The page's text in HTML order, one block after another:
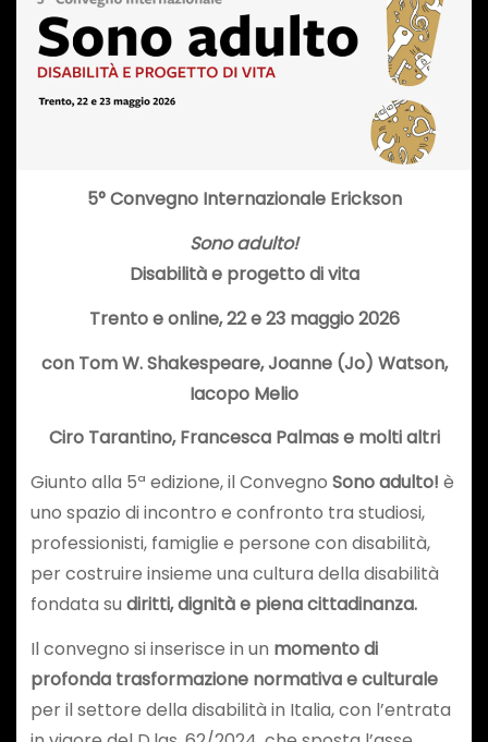
5° Convegno Internazionale Erickson
Sono adulto!
Disabilità e progetto di vita
Trento e online, 22 e 23 maggio 2026
con Tom W. Shakespeare, Joanne (Jo) Watson,
Iacopo Melio
Ciro Tarantino, Francesca Palmas e molti altri
Giunto alla 5ª edizione, il Convegno Sono adulto! è
uno spazio di incontro e confronto tra studiosi,
professionisti, famiglie e persone con disabilità,
per costruire insieme una cultura della disabilità
fondata su diritti, dignità e piena cittadinanza.
Il convegno si inserisce in un momento di
profonda trasformazione normativa e culturale
per il settore della disabilità in Italia, con l’entrata